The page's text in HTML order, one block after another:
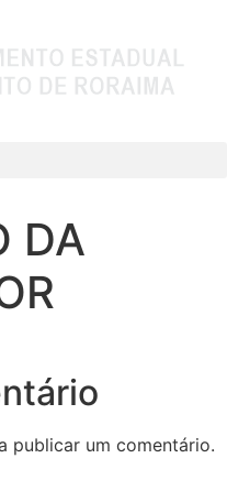
DA
publicar um comentário.